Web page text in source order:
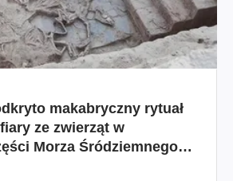
makabryczny rytuał
ze zwierząt w
Morza Śródziemnego